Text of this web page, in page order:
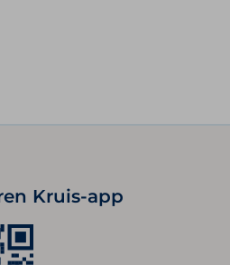
Kruis-app